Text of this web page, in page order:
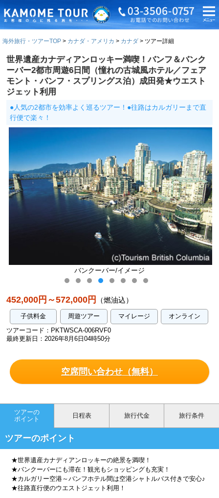
海外旅行・ツアーTOP カナダ・アメリカ カナダ ツアー詳細
世界遺産カナディアンロッキー満喫！バンフ＆バンク
ーバー2都市周遊6日間（憧れの古城風ホテル／フェア
モント・バンフ・スプリングス泊）成田発★ウエスト
ジェット利用
●人気の2都市を効率よく巡るツアー！●往路はカルガリーまで直
行便で楽々！
バンクーバー/イメージ
452,000円～572,000円 （燃油込）
子供料金 周遊ツアー マイレージ
オンライン
ツアーコード：PKTWSCA-006RVF0
最終更新日：2026年8月6日04時50分
空席問い合わせ（無料）
ツアーの
ポイント
日程表 旅行代金 旅行条件
ツアーのポイント
★世界遺産カナディアンロッキーの絶景を満喫！
★バンクーバーにも滞在！観光もショッピングも充実！
★カルガリー空港～バンフホテル間は空港シャトルバス付きで安心♪
★往路直行便のウエストジェット利用！